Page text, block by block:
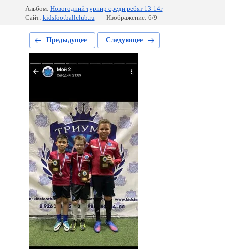
Альбом: Новогодний турнир среди ребят 13-14г
Сайт: kidsfootballclub.ru Изображение: 6/9
Предыдущее Следующее